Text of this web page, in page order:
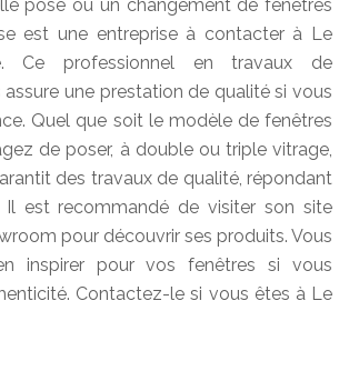
pose ou un changement de fenêtres
est une entreprise à contacter à Le
Ce professionnel en travaux de
assure une prestation de qualité si vous
Quel que soit le modèle de fenêtres
de poser, à double ou triple vitrage,
des travaux de qualité, répondant
est recommandé de visiter son site
pour découvrir ses produits. Vous
inspirer pour vos fenêtres si vous
Contactez-le si vous êtes à Le